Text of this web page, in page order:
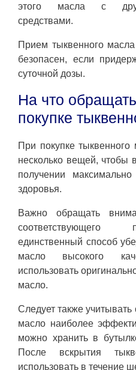
этого масла с
средствами.
Прием тыквенного
безопасен, если
суточной дозы.
На что
покупке
При покупке тыквенного
несколько вещей, чтобы
получении
здоровья.
Важно обращать
соответствующего
единственный способ
масло высокого
использовать
масло.
Следует также учитывать
масло наиболее
можно хранить в
После вскрытия
использовать в течение